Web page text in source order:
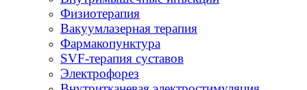
Физиотерапия
Вакуумлазерная терапия
Фармакопунктура
SVF-терапия суставов
Электрофорез